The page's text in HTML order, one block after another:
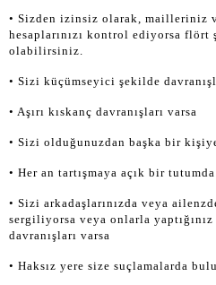
• Sizden izinsiz olarak, mailleriniz
hesaplarınızı kontrol ediyorsa flört
olabilirsiniz.
• Sizi küçümseyici şekilde
• Aşırı kıskanç davranışları varsa
• Sizi olduğunuzdan başka bir
• Her an tartışmaya açık bir
• Sizi arkadaşlarınızda veya
sergiliyorsa veya onlarla yaptığınız
davranışları varsa
• Haksız yere size suçlamalarda